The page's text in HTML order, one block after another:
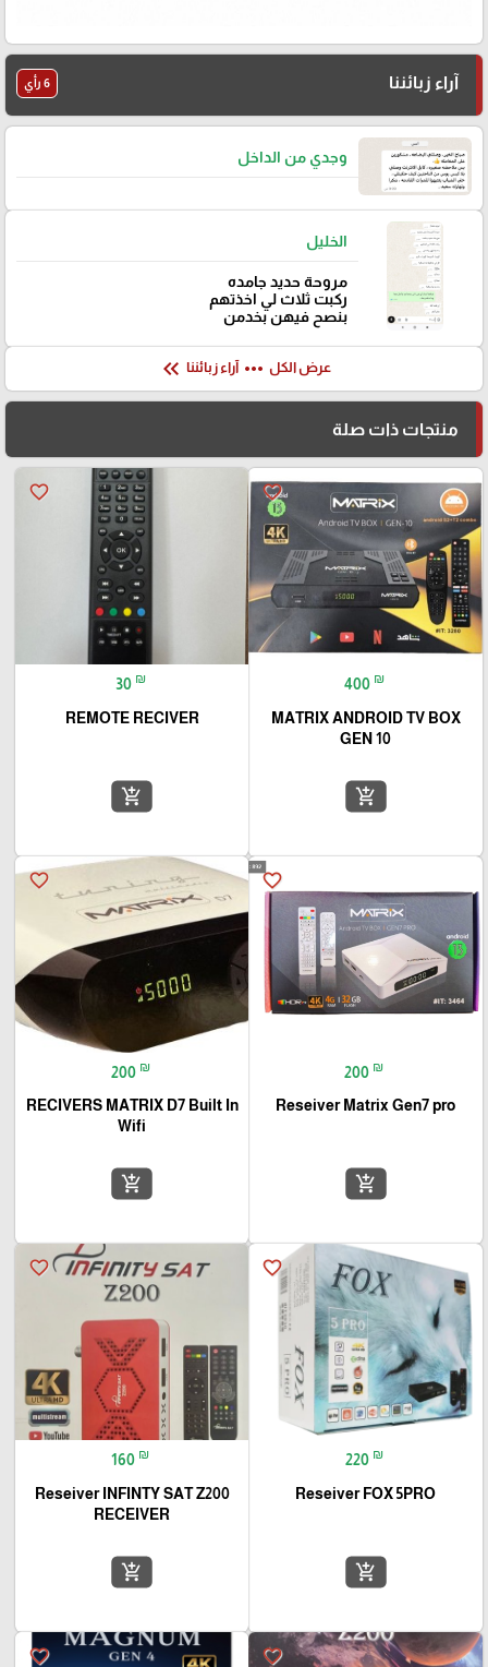
آراء زبائننا 6 رأي
وجدي من الداخل
الخليل
مروحة حديد جامده
ركبت ثلاث لي اخذتهم
بنصح فيهن بخدمن
عرض الكل more_horiz آراء زبائننا keyboard_double_arrow_left
منتجات ذات صلة
favorite_border
400 ₪
MATRIX ANDROID TV BOX
GEN 10
add_shopping_cart
favorite_border
30 ₪
REMOTE RECIVER
add_shopping_cart
favorite_border
200 ₪
Reseiver Matrix Gen7 pro
add_shopping_cart
favorite_border
200 ₪
RECIVERS MATRIX D7 Built In
Wifi
add_shopping_cart
favorite_border
220 ₪
Reseiver FOX 5PRO
add_shopping_cart
favorite_border
160 ₪
Reseiver INFINTY SAT Z200
RECEIVER
add_shopping_cart
favorite_border
favorite_border